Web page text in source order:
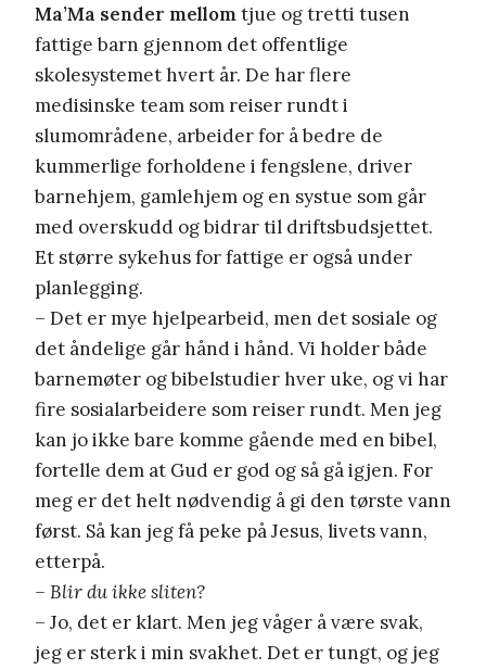
Ma’Ma sender mellomtjue og tretti tusen
fattige barn gjennom det offentlige
skolesystemet hvert år. De har flere
medisinske team som reiser rundt i
slumområdene, arbeider for å bedre de
kummerlige forholdene i fengslene, driver
barnehjem, gamlehjem og en systue som går
med overskudd og bidrar til driftsbudsjettet.
Et større sykehus for fattige er også under
planlegging.
– Det er mye hjelpearbeid, men det sosiale og
det åndelige går hånd i hånd. Vi holder både
barnemøter og bibelstudier hver uke, og vi har
fire sosialarbeidere som reiser rundt. Men jeg
kan jo ikke bare komme gående med en bibel,
fortelle dem at Gud er god og så gå igjen. For
meg er det helt nødvendig å gi den tørste vann
først. Så kan jeg få peke på Jesus, livets vann,
etterpå.
– Blir du ikke sliten?
– Jo, det er klart. Men jeg våger å være svak,
jeg er sterk i min svakhet. Det er tungt, og jeg